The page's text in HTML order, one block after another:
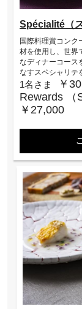
Spécialité（
国際料理賞コンク
材を使用し、世界
なディナーコース
なすスペシャリテ
1名さま
￥
Rewards （
￥27,000